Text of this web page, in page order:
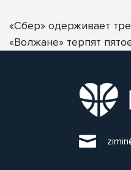
«Сбер» одерживает
«Волжане» терпят